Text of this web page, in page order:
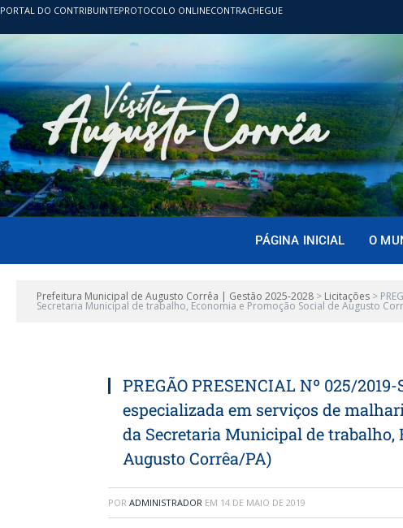
PORTAL DO CONTRIBUINTEPROTOCOLO ONLINECONTRACHEGUE
PÁGINA INICIAL O
Prefeitura Municipal de Augusto Corrêa | Gestão 2025-2028 > Licitações >
Secretaria Municipal de trabalho, Economia e Promoção Social de Augusto
PREGÃO PRESENCIAL Nº 025/
especializada em serviços de
da Secretaria Municipal de trabalho,
Augusto Corrêa/PA)
POR ADMINISTRADOR EM 14 DE MAIO DE 2019